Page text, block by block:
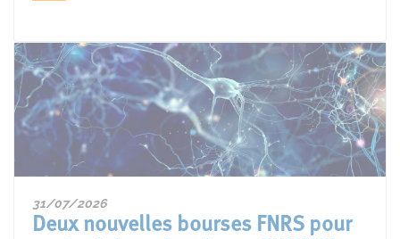
31/07/2026
Deux nouvelles bourses FNRS pour